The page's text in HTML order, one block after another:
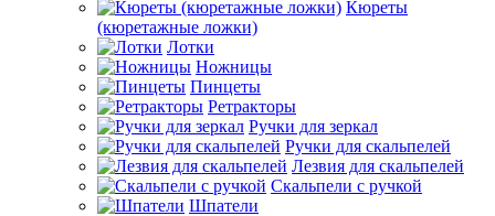
Кюреты
(кюретажные ложки)
Лотки
Ножницы
Пинцеты
Ретракторы
Ручки для зеркал
Ручки для скальпелей
Лезвия для скальпелей
Скальпели с ручкой
Шпатели